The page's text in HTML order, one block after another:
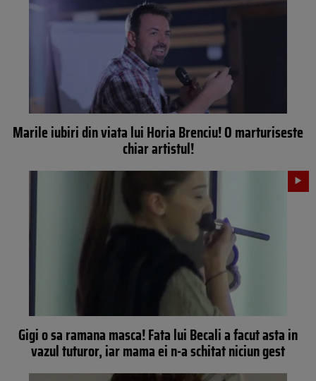
Marile iubiri din viata lui Horia Brenciu! O marturiseste
chiar artistul!
Gigi o sa ramana masca! Fata lui Becali a facut asta in
vazul tuturor, iar mama ei n-a schitat niciun gest